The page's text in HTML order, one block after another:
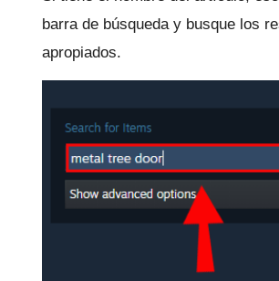
barra de búsqueda y busque los
apropiados.